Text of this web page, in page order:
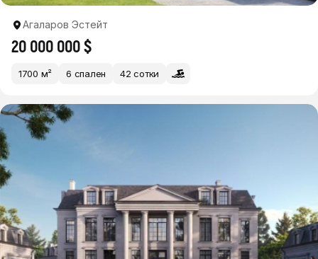
Агаларов Эстейт
20 000 000 $
1700 м² 6 спален 42 сотки